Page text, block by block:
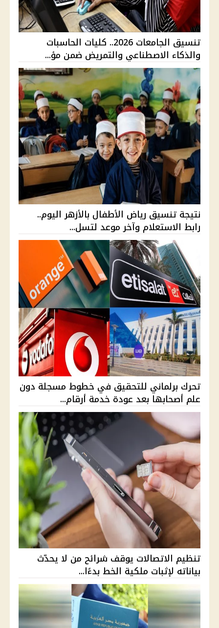
تنسيق الجامعات 2026.. كليات الحاسبات
والذكاء الاصطناعي والتمريض ضمن مؤ...
نتيجة تنسيق رياض الأطفال بالأزهر اليوم..
رابط الاستعلام وآخر موعد لتسل...
تحرك برلماني للتحقيق في خطوط مسجلة دون
علم أصحابها بعد عودة خدمة أرقام...
تنظيم الاتصالات يوقف شرائح من لا يحدّث
بياناته لإثبات ملكية الخط بدءًا...